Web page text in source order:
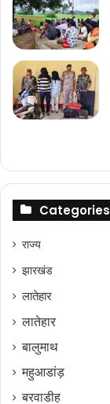
Categories
राज्‍य
झारखंड
लातेहार
लातेहार
बालुमाथ
महुआडांड़
बरवाडीह